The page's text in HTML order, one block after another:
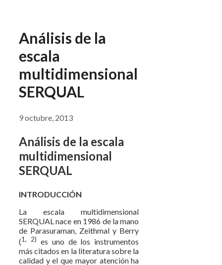
Análisis de la
escala
multidimensional
SERQUAL
9 octubre, 2013
Análisis de la escala
multidimensional
SERQUAL
INTRODUCCIÓN
La escala multidimensional
SERQUAL nace en 1986 de la mano
de Parasuraman, Zeithmal y Berry
(1, 2) es uno de los instrumentos
más citados en la literatura sobre la
calidad y el que mayor atención ha